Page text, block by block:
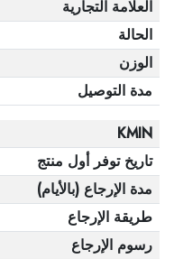
العلامة التجارية
الحالة
الوزن
مدة التوصيل
KMIN
تاريخ توفر أول منتج
مدة الإرجاع (بالأيام)
طريقة الإرجاع
رسوم الإرجاع